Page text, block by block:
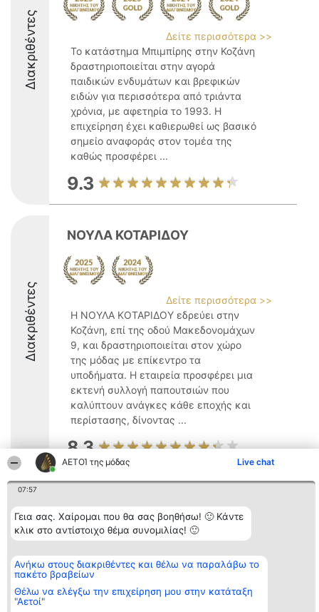
ΑΕΤΟΊ της μόδας Live chat
07:57
Γεια σας. Χαίρομαι που θα σας βοηθήσω! 🙂 Κάντε
κλικ στο αντίστοιχο θέμα συνομιλίας! 🙂
Ανήκω στους διακριθέντες και θέλω να παραλάβω το
πακέτο βραβείων
Θέλω να ελέγξω την επιχείρηση μου στην κατάταξη
"Αετοί"
Διακριθέντες
Δείτε περισσότερα >>
Το κατάστημα Μπιμπίρης στην Κοζάνη
δραστηριοποιείται στην αγορά
παιδικών ενδυμάτων και βρεφικών
ειδών για περισσότερα από τριάντα
χρόνια, με αφετηρία το 1993. Η
επιχείρηση έχει καθιερωθεί ως βασικό
σημείο αναφοράς στον τομέα της
καθώς προσφέρει ...
9.3
Διακριθέντες
ΝΟΥΛΑ ΚΟΤΑΡΙΔΟΥ
Δείτε περισσότερα >>
Η ΝΟΥΛΑ ΚΟΤΑΡΙΔΟΥ εδρεύει στην
Κοζάνη, επί της οδού Μακεδονομάχων
9, και δραστηριοποιείται στον χώρο
της μόδας με επίκεντρο τα
υποδήματα. Η εταιρεία προσφέρει μια
εκτενή συλλογή παπουτσιών που
καλύπτουν ανάγκες κάθε εποχής και
περίστασης, δίνοντας ...
8.3
κατάταξης
BEAUTIFUL COMPANY
Μονοπρόσωπη ΙΚΕ
ΤΗΛ. ΕΠΙΚΟΙΝΩΝΙΑΣ:
email:
aetoi@beautifulcompany.co
Διακριθέντες
Λίστα όλων
των
διακριθέντων
Όροι &
προϋποθέσεις
ΑΠΟΡΡΗΤΟΥ
Επικοινωνία